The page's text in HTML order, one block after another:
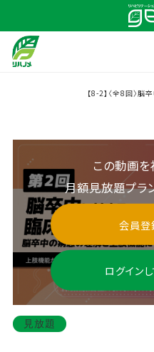
【8-2】〈全8回〉
この動画を
月額見放題プラ
会員登
ログイン
見放題